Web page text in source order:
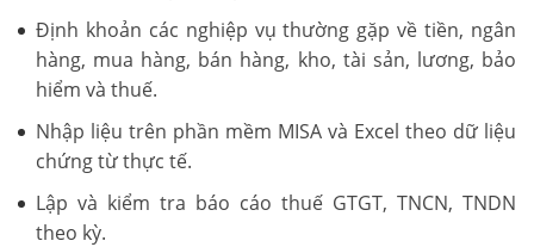
Định khoản các nghiệp vụ thường gặp về tiền, ngân
hàng, mua hàng, bán hàng, kho, tài sản, lương, bảo
hiểm và thuế.
Nhập liệu trên phần mềm MISA và Excel theo dữ liệu
chứng từ thực tế.
Lập và kiểm tra báo cáo thuế GTGT, TNCN, TNDN
theo kỳ.